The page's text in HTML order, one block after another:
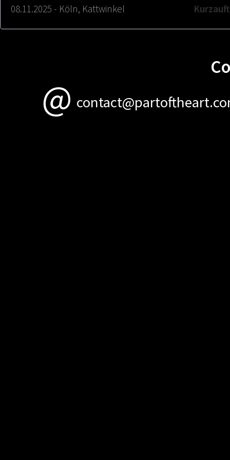
08.11.2025 - Köln, Kattwinkel